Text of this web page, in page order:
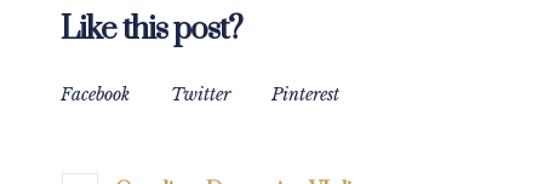
Like this post?
Facebook Twitter Pinterest